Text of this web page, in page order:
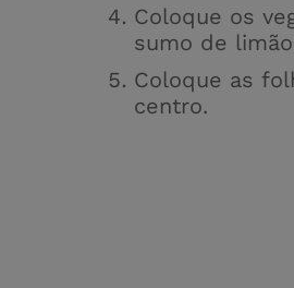
Coloque os
sumo de
Coloque as
centro.